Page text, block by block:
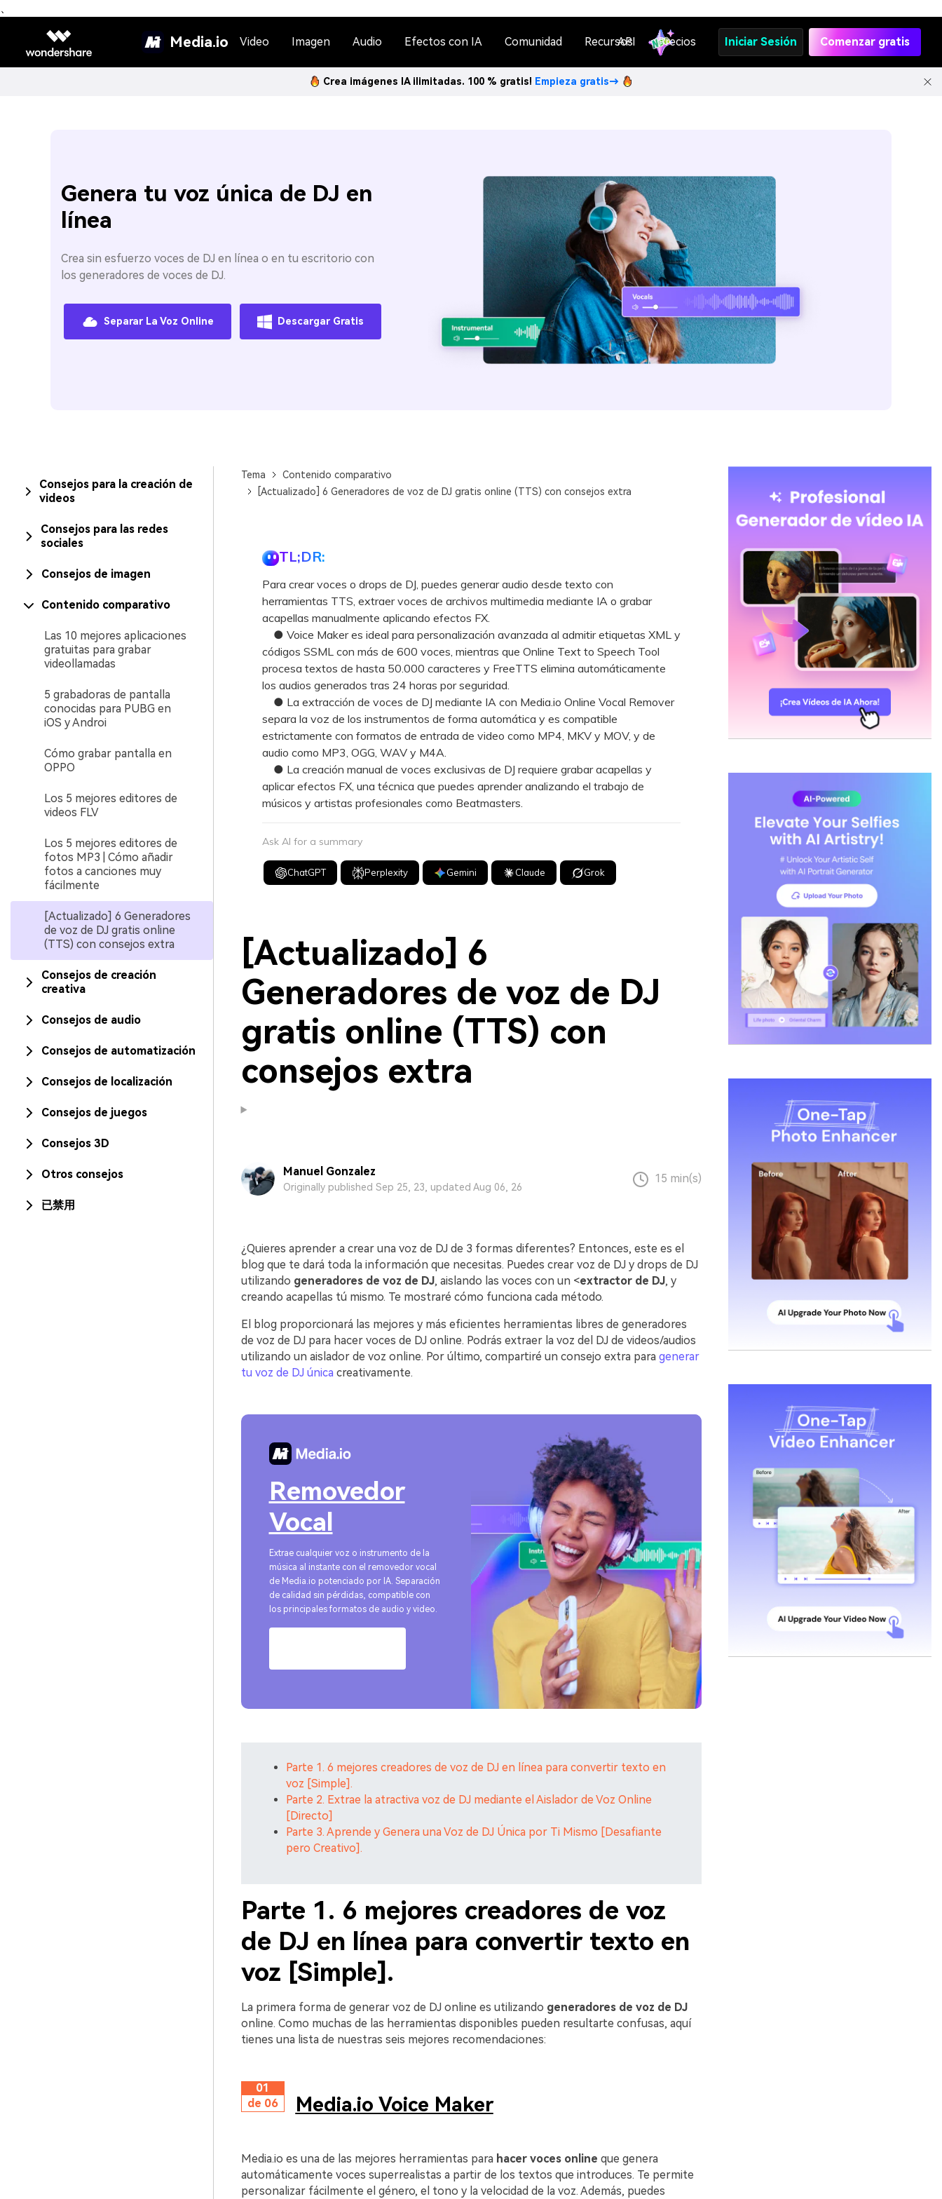
、
Media.io Video Imagen Audio Efectos con IA Comunidad Recursos
API Precios Iniciar Sesión Comenzar gratis
Crea imágenes IA ilimitadas. 100 % gratis! Empieza gratis→
Genera tu voz única de DJ en
línea
Crea sin esfuerzo voces de DJ en línea o en tu escritorio con
los generadores de voces de DJ.
Separar La Voz Online Descargar Gratis
Consejos para la creación de
videos
Consejos para las redes
sociales
Consejos de imagen
Contenido comparativo
Las 10 mejores aplicaciones
gratuitas para grabar
videollamadas
5 grabadoras de pantalla
conocidas para PUBG en
iOS y Androi
Cómo grabar pantalla en
OPPO
Los 5 mejores editores de
videos FLV
Los 5 mejores editores de
fotos MP3 | Cómo añadir
fotos a canciones muy
fácilmente
[Actualizado] 6 Generadores
de voz de DJ gratis online
(TTS) con consejos extra
Consejos de creación
creativa
Consejos de audio
Consejos de automatización
Consejos de localización
Consejos de juegos
Consejos 3D
Otros consejos
已禁用
Tema
Contenido comparativo
[Actualizado] 6 Generadores de voz de DJ gratis online (TTS) con consejos extra
TL;DR:
Para crear voces o drops de DJ, puedes generar audio desde texto con
herramientas TTS, extraer voces de archivos multimedia mediante IA o grabar
acapellas manualmente aplicando efectos FX.
● Voice Maker es ideal para personalización avanzada al admitir etiquetas XML y
códigos SSML con más de 600 voces, mientras que Online Text to Speech Tool
procesa textos de hasta 50.000 caracteres y FreeTTS elimina automáticamente
los audios generados tras 24 horas por seguridad.
● La extracción de voces de DJ mediante IA con Media.io Online Vocal Remover
separa la voz de los instrumentos de forma automática y es compatible
estrictamente con formatos de entrada de video como MP4, MKV y MOV, y de
audio como MP3, OGG, WAV y M4A.
● La creación manual de voces exclusivas de DJ requiere grabar acapellas y
aplicar efectos FX, una técnica que puedes aprender analizando el trabajo de
músicos y artistas profesionales como Beatmasters.
Ask AI for a summary
ChatGPT Perplexity Gemini Claude Grok
[Actualizado] 6
Generadores de voz de DJ
gratis online (TTS) con
consejos extra
Manuel Gonzalez
Originally published Sep 25, 23, updated Aug 06, 26
15 min(s)
¿Quieres aprender a crear una voz de DJ de 3 formas diferentes? Entonces, este es el
blog que te dará toda la información que necesitas. Puedes crear voz de DJ y drops de DJ
utilizando generadores de voz de DJ, aislando las voces con un <extractor de DJ, y
creando acapellas tú mismo. Te mostraré cómo funciona cada método.
El blog proporcionará las mejores y más eficientes herramientas libres de generadores
de voz de DJ para hacer voces de DJ online. Podrás extraer la voz del DJ de videos/audios
utilizando un aislador de voz online. Por último, compartiré un consejo extra para generar
tu voz de DJ única creativamente.
Removedor
Vocal
Extrae cualquier voz o instrumento de la
música al instante con el removedor vocal
de Media.io potenciado por IA. Separación
de calidad sin pérdidas, compatible con
los principales formatos de audio y video.
Parte 1. 6 mejores creadores de voz de DJ en línea para convertir texto en
voz [Simple].
Parte 2. Extrae la atractiva voz de DJ mediante el Aislador de Voz Online
[Directo]
Parte 3. Aprende y Genera una Voz de DJ Única por Ti Mismo [Desafiante
pero Creativo].
Parte 1. 6 mejores creadores de voz
de DJ en línea para convertir texto en
voz [Simple].
La primera forma de generar voz de DJ online es utilizando generadores de voz de DJ
online. Como muchas de las herramientas disponibles pueden resultarte confusas, aquí
tienes una lista de nuestras seis mejores recomendaciones:
01
de 06
Media.io Voice Maker
Media.io es una de las mejores herramientas para hacer voces online que genera
automáticamente voces superrealistas a partir de los textos que introduces. Te permite
personalizar fácilmente el género, el tono y la velocidad de la voz. Además, puedes